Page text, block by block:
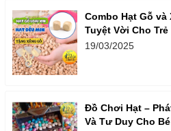
Combo Hạt Gỗ và
Tuyệt Vời Cho Trẻ
19/03/2025
Đồ Chơi Hạt –
Và Tư Duy Cho Bé